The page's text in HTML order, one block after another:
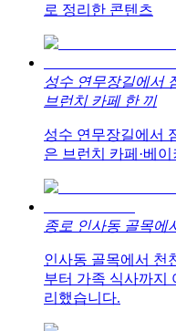
로 정리한 콘텐츠
성수 연무장길에서
브런치 카페 한 끼
성수 연무장길에서
은 브런치 카페·베
종로 인사동 골목에
인사동 골목에서 천
부터 가족 식사까지
리했습니다.